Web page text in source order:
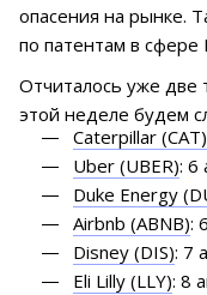
опасения на рынке.
по патентам в сфере
Отчиталось уже две
этой неделе будем
Caterpillar (CAT)
Uber (UBER): 6
Duke Energy
Airbnb (ABNB):
Disney (DIS): 7
Eli Lilly (LLY): 8